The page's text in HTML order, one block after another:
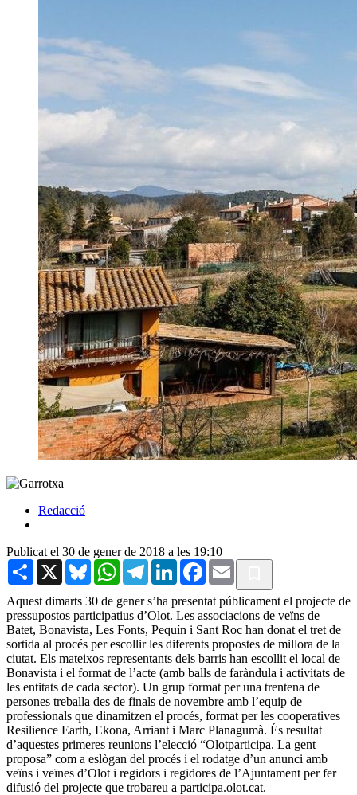
Redacció
Publicat el 30 de gener de 2018 a les 19:10
Share X BlueskyWhatsAppTelegramLinkedInFacebook
Email
Aquest dimarts 30 de gener s’ha presentat públicament el projecte de
pressupostos participatius d’Olot. Les associacions de veïns de
Batet, Bonavista, Les Fonts, Pequín i Sant Roc han donat el tret de
sortida al procés per escollir les diferents propostes de millora de la
ciutat. Els mateixos representants dels barris han escollit el local de
Bonavista i el format de l’acte (amb balls de faràndula i activitats de
les entitats de cada sector). Un grup format per una trentena de
persones treballa des de finals de novembre amb l’equip de
professionals que dinamitzen el procés, format per les cooperatives
Resilience Earth, Ekona, Arriant i Marc Planagumà. És resultat
d’aquestes primeres reunions l’elecció “Olotparticipa. La gent
proposa” com a eslògan del procés i el rodatge d’un anunci amb
veïns i veïnes d’Olot i regidors i regidores de l’Ajuntament per fer
difusió del projecte que trobareu a participa.olot.cat.